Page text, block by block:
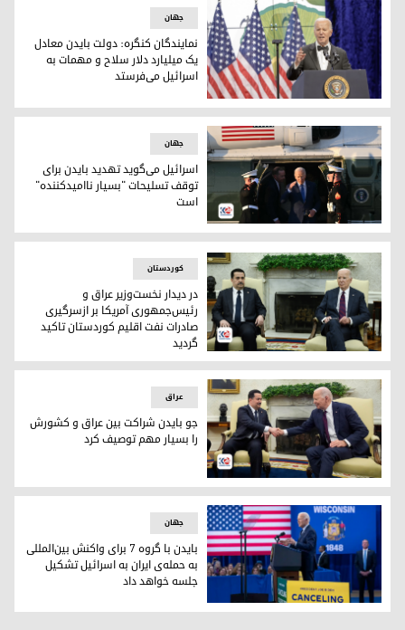
جو بایدن، رئیس جمهور آمریکا - عکس:AP
جهان
نمایندگان کنگره: دولت بایدن معادل
یک میلیارد دلار سلاح و مهمات به
اسرائیل می‌فرستد
جو بایدن، رئیس جمهور آمریکا
جهان
اسرائیل می‌گوید تهدید بایدن برای
توقف تسلیحات "بسیار ناامیدکننده"
است
در دیدار نخست‌وزیر عراق و رئیس‌جمهوری آمریکا بر ازسرگیری
کوردستان
در دیدار نخست‌وزیر عراق و
رئیس‌جمهوری آمریکا بر ازسرگیری
صادرات نفت اقلیم کوردستان تاکید
گردید
جو بایدن، رئیس جمهور آمریکا و محمد شیاع السودانی، نخست
عراق
جو بایدن شراکت بین عراق و کشورش
را بسیار مهم توصیف کرد
بایدن با گروه ۷ برای واکنش بین‌المللی به حمله‌ی ایران به اسرائیل تشکیل جلسه خواهد داد
جهان
بایدن با گروه ۷ برای واکنش بین‌المللی
به حمله‌ی ایران به اسرائیل تشکیل
جلسه خواهد داد